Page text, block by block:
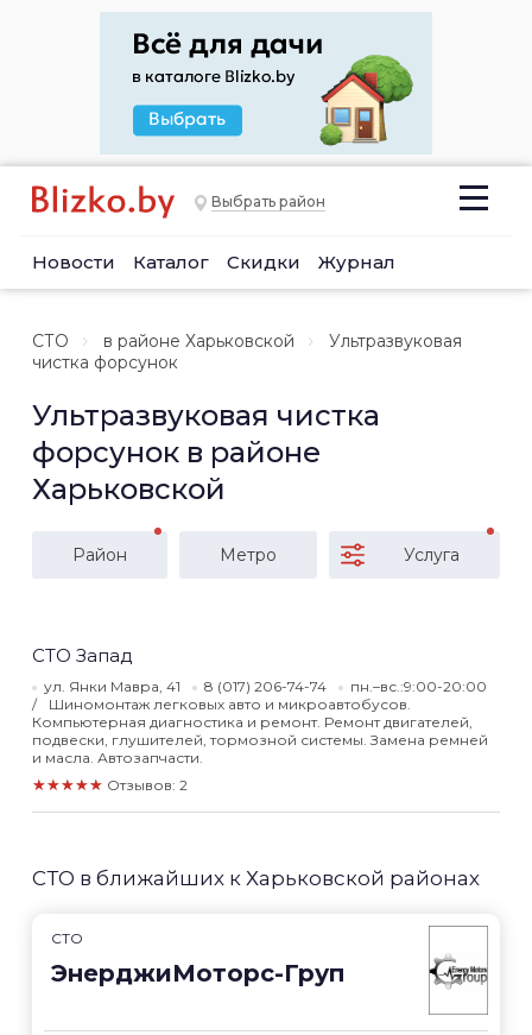
Выбрать район
Новости Каталог Скидки Журнал
СТО в районе Харьковской
Ультразвуковая
чистка форсунок
Ультразвуковая чистка
форсунок в районе
Харьковской
Район Метро Услуга
СТО Запад
ул. Янки Мавра, 41 8 (017) 206-74-74
пн.–вс.:9:00-20:00
Шиномонтаж легковых авто и микроавтобусов.
Компьютерная диагностика и ремонт. Ремонт двигателей,
подвески, глушителей, тормозной системы. Замена ремней
и масла. Автозапчасти.
★★★★★ Отзывов: 2
СТО в ближайших к Харьковской районах
СТО
ЭнерджиМоторс-Груп